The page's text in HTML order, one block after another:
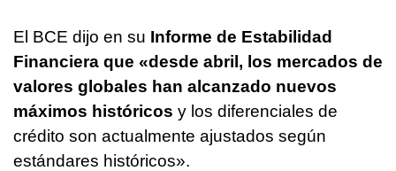
El BCE dijo en su Informe de Estabilidad
Financiera que «desde abril, los mercados de
valores globales han alcanzado nuevos
máximos históricos y los diferenciales de
crédito son actualmente ajustados según
estándares históricos».